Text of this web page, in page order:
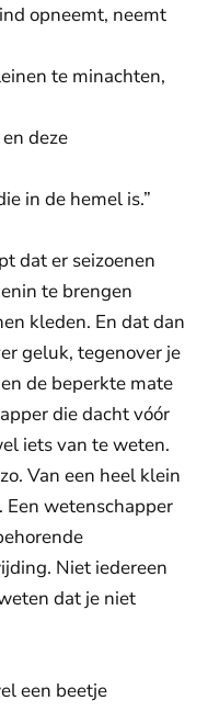
opneemt, neemt
te minachten,
deze
in de hemel is.”
dat er seizoenen
te brengen
kleden. En dat dan
geluk, tegenover je
de beperkte mate
die dacht vóór
iets van te weten.
Van een heel klein
Een wetenschapper
Niet iedereen
dat je niet
een beetje